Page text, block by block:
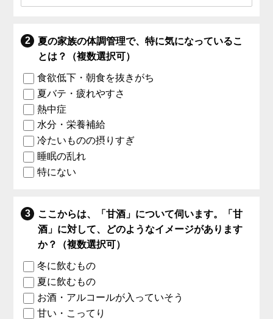
夏の家族の体調管理で、特に気になっているこ
とは？（複数選択可）
食欲低下・朝食を抜きがち
夏バテ・疲れやすさ
熱中症
水分・栄養補給
冷たいものの摂りすぎ
睡眠の乱れ
特にない
ここからは、「甘酒」について伺います。「甘
酒」に対して、どのようなイメージがあります
か？（複数選択可）
冬に飲むもの
夏に飲むもの
お酒・アルコールが入っていそう
甘い・こってり